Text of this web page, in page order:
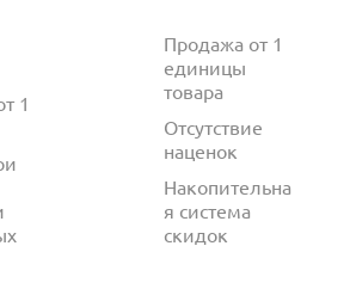
1
Продажа от 1
единицы
товара
Отсутствие
наценок
Накопительна
я система
скидок